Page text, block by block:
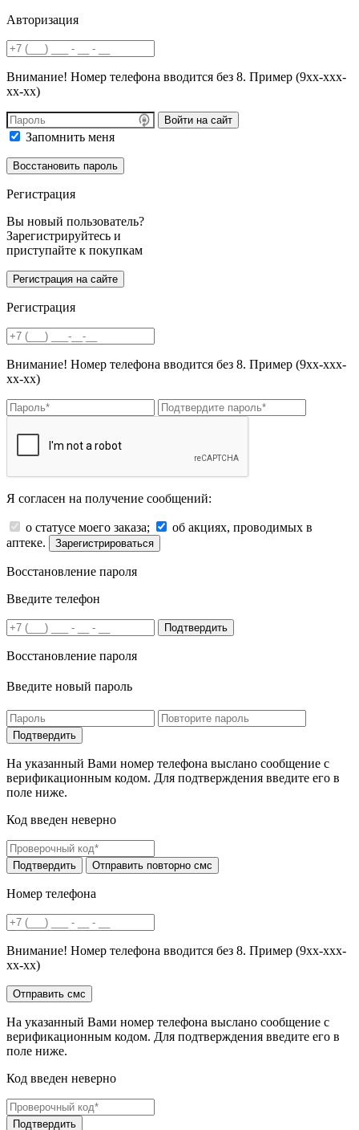
Авторизация
Внимание! Номер телефона вводится без 8. Пример (9хх-ххх-
хх-хх)
Войти на сайт
Запомнить меня
Регистрация
Вы новый пользователь?
Зарегистрируйтесь и
приступайте к покупкам
Регистрация
Внимание! Номер телефона вводится без 8. Пример (9хх-ххх-
хх-хх)
Я согласен на получение сообщений:
о статусе моего заказа;
об акциях, проводимых в
аптеке.
Зарегистрироваться
Восстановление пароля
Введите телефон
Подтвердить
Восстановление пароля
Введите новый пароль
На указанный Вами номер телефона выслано сообщение с
верификационным кодом. Для подтверждения введите его в
поле ниже.
Код введен неверно
Номер телефона
Внимание! Номер телефона вводится без 8. Пример (9хх-ххх-
хх-хх)
На указанный Вами номер телефона выслано сообщение с
верификационным кодом. Для подтверждения введите его в
поле ниже.
Код введен неверно